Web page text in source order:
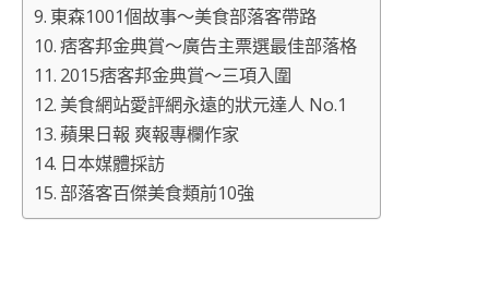
東森1001個故事～美食部落客帶路
痞客邦金典賞～廣告主票選最佳部落格
2015痞客邦金典賞～三項入圍
美食網站愛評網永遠的狀元達人 No.1
蘋果日報 爽報專欄作家
日本媒體採訪
部落客百傑美食類前10強